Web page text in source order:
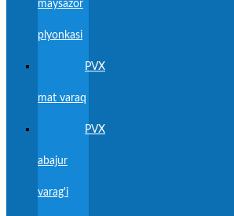
maysazor
plyonkasi
PVX
mat varaq
PVX
abajur
varag'i